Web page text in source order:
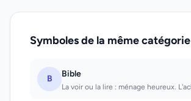
Symboles de la même catégorie
B Bible